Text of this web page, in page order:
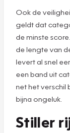
Ook de
geldt dat
de minste
de lengte van
levert al snel
een band uit
net het verschil
bijna ongeluk.
Stiller